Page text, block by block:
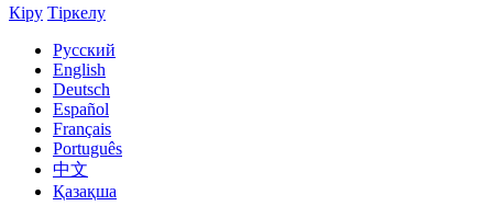
Кіру Тіркелу
Русский
English
Deutsch
Español
Français
Português
中文
Қазақша